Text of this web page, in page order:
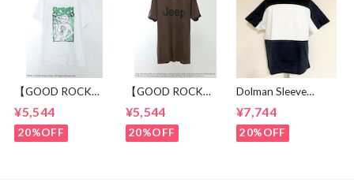
【GOOD ROCK
DAY “Kerplunk!”
Front & Back
Graphic T-Shirt
¥5,544
20%OFF
【GOOD ROCK
Classic Logo Graphic
Ringer T-Shirt
Brown
¥5,544
20%OFF
Dolman Sleeve
Sewn Black /
White
¥7,744
20%OFF